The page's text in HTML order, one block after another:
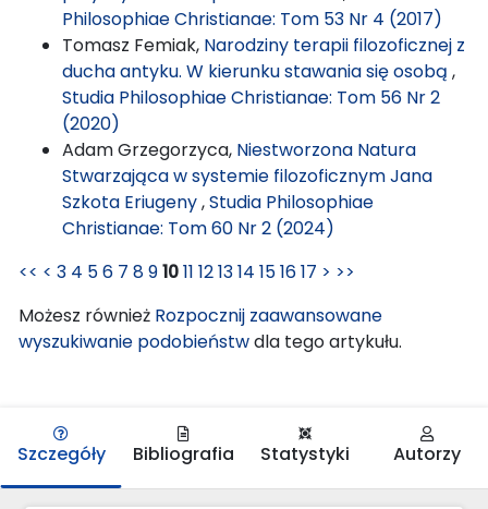
Philosophiae Christianae: Tom 53 Nr 4 (2017)
Tomasz Femiak, Narodziny terapii filozoficznej z
ducha antyku. W kierunku stawania się osobą ,
Studia Philosophiae Christianae: Tom 56 Nr 2
(2020)
Adam Grzegorzyca, Niestworzona Natura
Stwarzająca w systemie filozoficznym Jana
Szkota Eriugeny,Studia Philosophiae
Christianae: Tom 60 Nr 2 (2024)
<< < 3 4 56 7 891011 121314 151617 > >>
Możesz również Rozpocznij zaawansowane
wyszukiwanie podobieństwdla tego artykułu.
Szczegóły Bibliografia Statystyki Autorzy